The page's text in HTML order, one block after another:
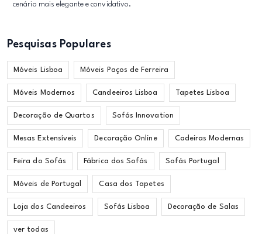
cenário mais elegante e convidativo.
Pesquisas Populares
Móveis Lisboa Móveis Paços de Ferreira
Móveis Modernos Candeeiros Lisboa Tapetes Lisboa
Decoração de Quartos Sofás Innovation
Mesas Extensíveis Decoração Online Cadeiras Modernas
Feira do Sofás Fábrica dos Sofás Sofás Portugal
Móveis de Portugal Casa dos Tapetes
Loja dos Candeeiros Sofás Lisboa Decoração de Salas
ver todas